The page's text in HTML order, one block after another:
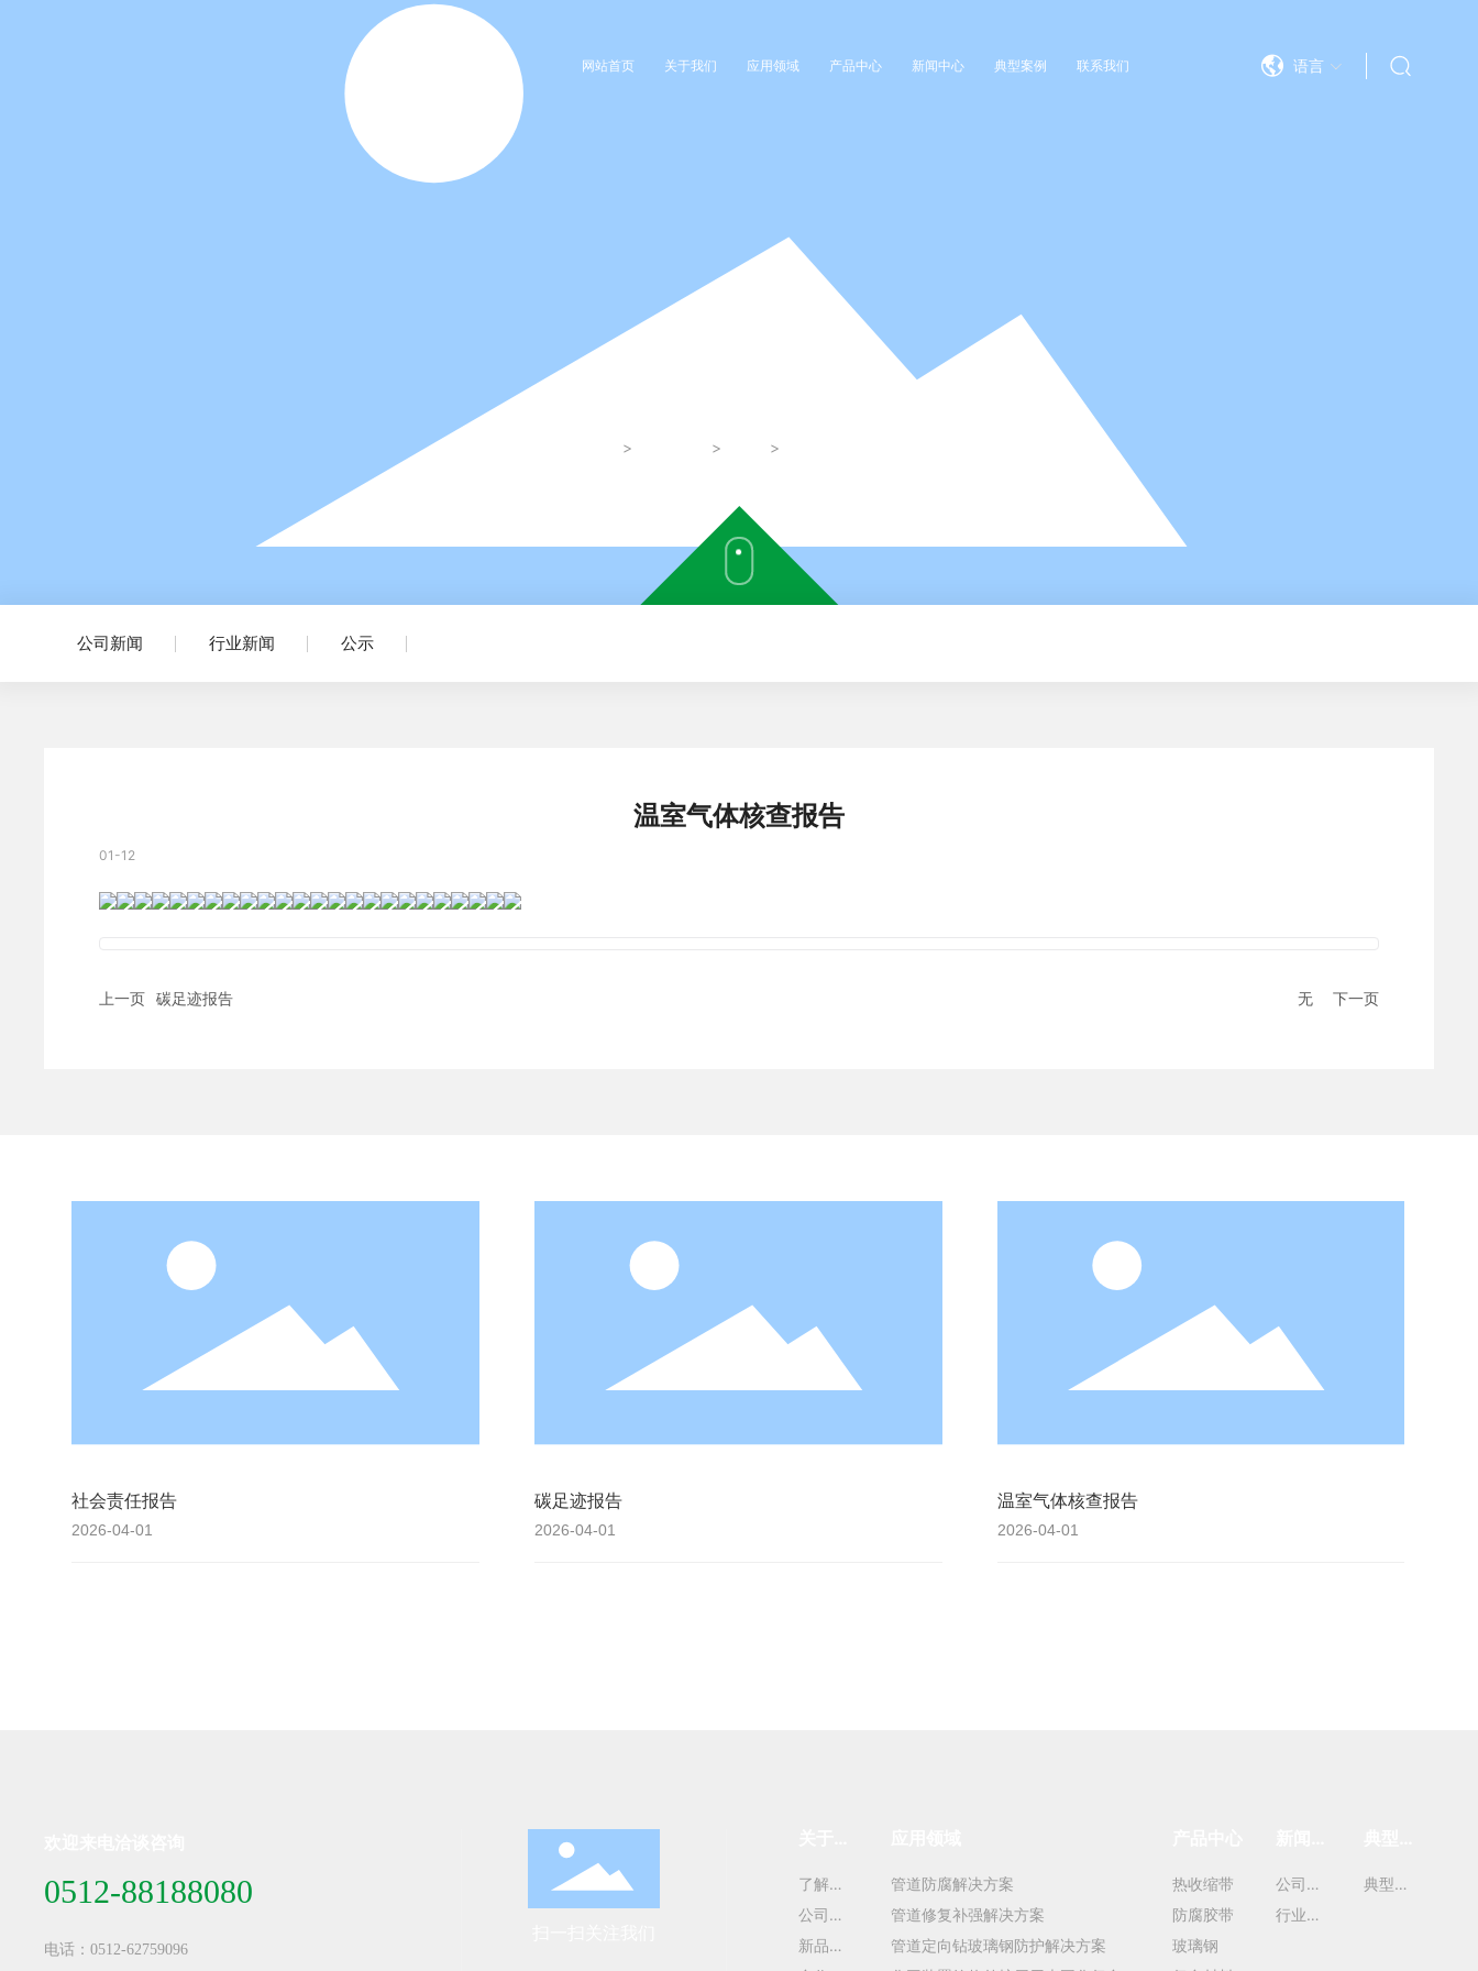
网站首页 关于我们 应用领域 产品中心 新闻中心 典型案例 联系我们 语言
公司新闻 行业新闻 公示
温室气体核查报告
01-12
上一页 碳足迹报告 无 下一页
社会责任报告
2026-04-01
碳足迹报告
2026-04-01
温室气体核查报告
2026-04-01
0512-88188080
电话：0512-62759096
了解宝
力泰
公司简
介
新品推
管道防腐解决方案
管道修复补强解决方案
管道定向钻玻璃钢防护解决方案
热收缩带
防腐胶带
玻璃钢
公司新
闻
行业新
典型案